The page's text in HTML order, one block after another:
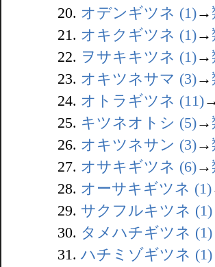
20. オデンギツネ (1)→
21. オキクギツネ (1)→
22. ヲサキキツネ (1)→
23. オキツネサマ (3)→
24. オトラギツネ (11)
25. キツネオトシ (5)→
26. オキツネサン (3)→
27. オサキギツネ (6)→
28. オーサキギツネ (1)
29. サクフルキツネ (1)
30. タメハチギツネ (1)
31. ハチミゾギツネ (1)